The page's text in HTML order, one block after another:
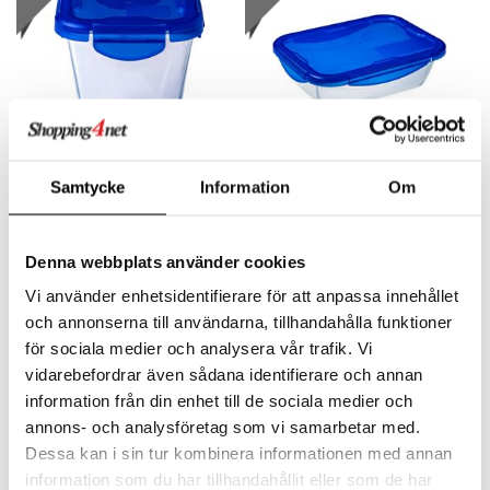
Samtycke Information Om
Denna webbplats använder cookies
Vi använder enhetsidentifierare för att anpassa innehållet
och annonserna till användarna, tillhandahålla funktioner
för sociala medier och analysera vår trafik. Vi
vidarebefordrar även sådana identifierare och annan
information från din enhet till de sociala medier och
annons- och analysföretag som vi samarbetar med.
Dessa kan i sin tur kombinera informationen med annan
information som du har tillhandahållit eller som de har
Opbevaringsboks i glas
Cook&Go firkantet låg
109 kr.
Opbevaringsboks i glas
fra89
nyhed nyhed